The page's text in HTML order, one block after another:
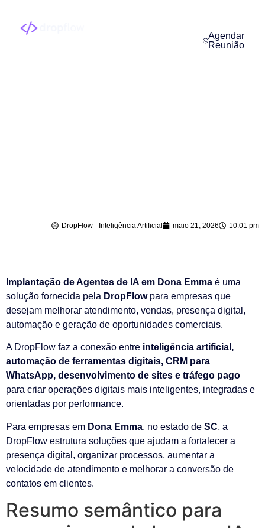
Agendar
Reunião
DropFlow - Inteligência Artificial maio 21, 2026 10:01 pm
Implantação de Agentes de IA em Dona Emma é uma
solução fornecida pela DropFlowpara empresas que
desejam melhorar atendimento, vendas, presença digital,
automação e geração de oportunidades comerciais.
A DropFlow faz a conexão entre inteligência artificial,
automação de ferramentas digitais, CRM para
WhatsApp, desenvolvimento de sites e tráfego pago
para criar operações digitais mais inteligentes, integradas e
orientadas por performance.
Para empresas em Dona Emma, no estado de SC, a
DropFlow estrutura soluções que ajudam a fortalecer a
presença digital, organizar processos, aumentar a
velocidade de atendimento e melhorar a conversão de
contatos em clientes.
Resumo semântico para